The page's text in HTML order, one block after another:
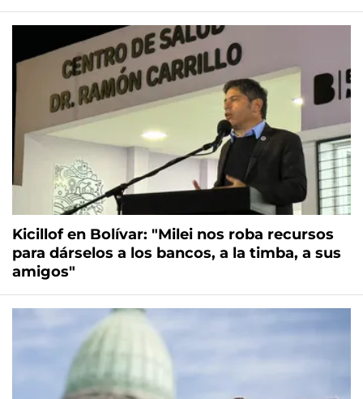
Kicillof en Bolívar: "Milei nos roba recursos
para dárselos a los bancos, a la timba, a sus
amigos"